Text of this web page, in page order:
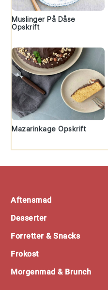
Muslinger På Dåse
Opskrift
Mazarinkage Opskrift
Aftensmad
Desserter
Forretter & Snacks
Frokost
Morgenmad & Brunch